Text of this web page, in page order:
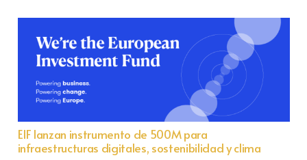
EIF lanzan instrumento de 500M para
infraestructuras digitales, sostenibilidad y clima